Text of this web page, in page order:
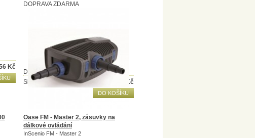
Kč
DOPRAVA ZDARMA
Dostupnost:Skladem
Skladem
Kč
DO KOŠÍKU
Oase FM - Master 2, zásuvky na
dálkové ovládání
InScenio FM - Master 2